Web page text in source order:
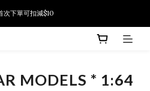
次下單可扣減$10
次下單可扣減$10
MODELS * 1:64